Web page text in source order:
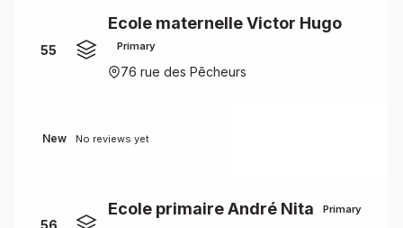
55
Ecole maternelle Victor Hugo
Primary
76 rue des Pêcheurs
New No reviews yet
56
Ecole primaire André Nita Primary